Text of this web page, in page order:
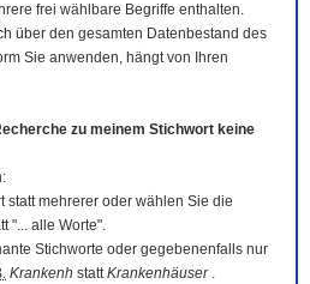
frei wählbare Begriffe enthalten.
über den gesamten Datenbestand des
Sie anwenden, hängt von Ihren
zu meinem Stichwort keine
statt mehrerer oder wählen Sie die
"... alle Worte".
Stichworte oder gegebenenfalls nur
Krankenh stattKrankenhäuser .